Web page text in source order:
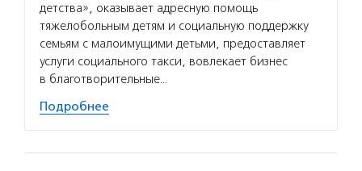
детства», оказывает адресную помощь
тяжелобольным детям и социальную поддержку
семьям с малоимущими детьми, предоставляет
услуги социального такси, вовлекает бизнес
в благотворительные…
Подробнее